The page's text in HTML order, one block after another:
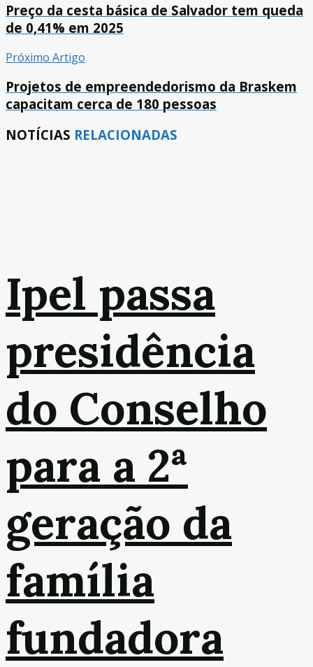
Preço da cesta básica de Salvador tem queda
de 0,41% em 2025
Próximo Artigo
Projetos de empreendedorismo da Braskem
capacitam cerca de 180 pessoas
NOTÍCIAS RELACIONADAS
Ipel passa
presidência
do Conselho
para a 2ª
geração da
família
fundadora